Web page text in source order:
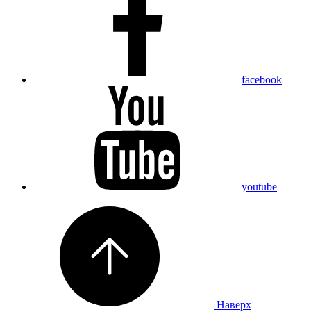
facebook
youtube
Наверх